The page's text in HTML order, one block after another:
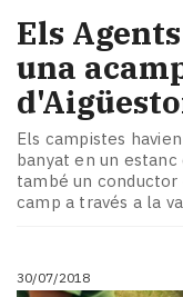
Els
una
Els campistes
banyat en un
també un conductor
camp a través a la
30/07/2018